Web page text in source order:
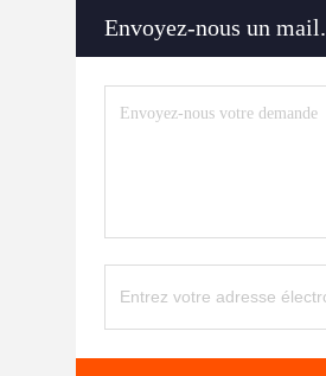
Envoyez-nous un mail.